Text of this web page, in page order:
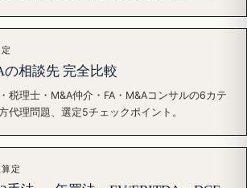
相談先 完全比較
税理士・M&A仲介・FA・M&Aコンサルの6カテ
代理問題、選定5チェックポイント。
定